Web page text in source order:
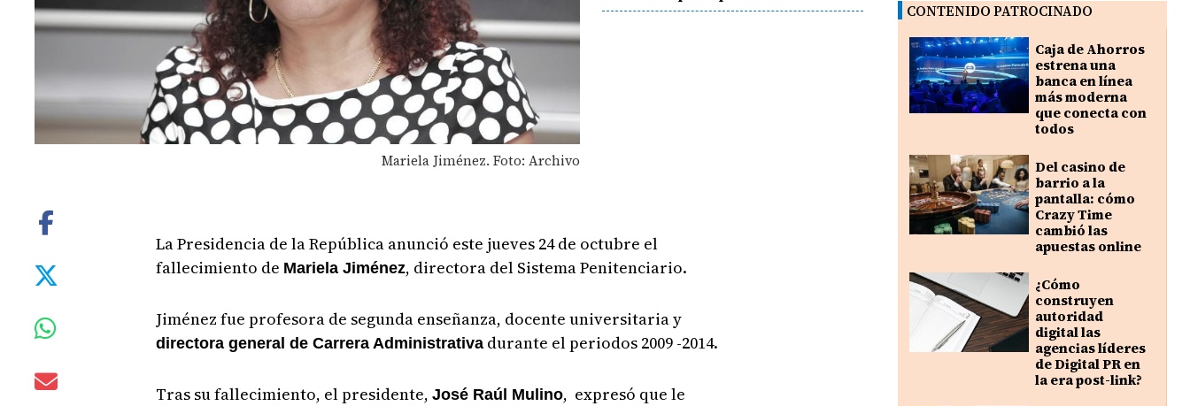
Mariela Jiménez. Foto: Archivo
La Presidencia de la República anunció este jueves 24 de octubre el
fallecimiento de Mariela Jiménez, directora del Sistema Penitenciario.
Jiménez fue profesora de segunda enseñanza, docente universitaria y
directora general de Carrera Administrativadurante el periodos 2009 -2014.
Tras su fallecimiento, el presidente, José Raúl Mulino, expresó que le
CONTENIDO PATROCINADO
Caja de Ahorros
estrena una
banca en línea
más moderna
que conecta con
todos
Del casino de
barrio a la
pantalla: cómo
Crazy Time
cambió las
apuestas online
¿Cómo
construyen
autoridad
digital las
agencias líderes
de Digital PR en
la era post-link?